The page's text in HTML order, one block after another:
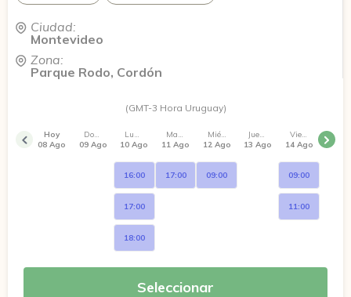
Ciudad:
Montevideo
Zona:
Parque Rodo, Cordón
(GMT-3 Hora Uruguay)
Hoy
08 Ago
Domingo
09 Ago
Lunes
10 Ago
16:00
17:00
18:00
Martes
11 Ago
17:00
Miércoles
12 Ago
09:00
Jueves
13 Ago
Viernes
14 Ago
09:00
11:00
Seleccionar